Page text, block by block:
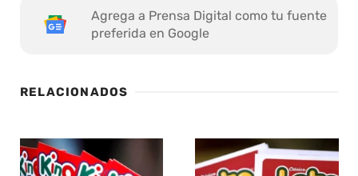
Agrega a Prensa Digital como tu fuente
preferida en Google
RELACIONADOS